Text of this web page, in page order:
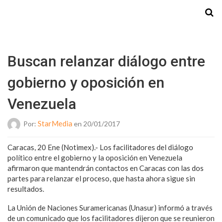
Buscan relanzar diálogo entre
gobierno y oposición en
Venezuela
Por: StarMedia en 20/01/2017
Caracas, 20 Ene (Notimex).- Los facilitadores del diálogo
político entre el gobierno y la oposición en Venezuela
afirmaron que mantendrán contactos en Caracas con las dos
partes para relanzar el proceso, que hasta ahora sigue sin
resultados.
La Unión de Naciones Suramericanas (Unasur) informó a través
de un comunicado que los facilitadores dijeron que se reunieron